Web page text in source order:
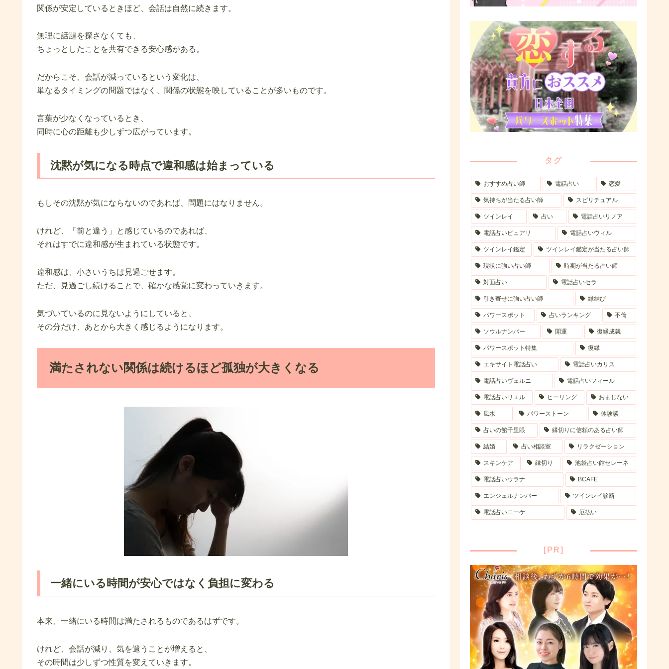
関係が安定しているときほど、会話は自然に続きます。
無理に話題を探さなくても、
ちょっとしたことを共有できる安心感がある。
だからこそ、会話が減っているという変化は、
単なるタイミングの問題ではなく、関係の状態を映していることが多いものです。
言葉が少なくなっているとき、
同時に心の距離も少しずつ広がっています。
沈黙が気になる時点で違和感は始まっている
もしその沈黙が気にならないのであれば、問題にはなりません。
けれど、「前と違う」と感じているのであれば、
それはすでに違和感が生まれている状態です。
違和感は、小さいうちは見過ごせます。
ただ、見過ごし続けることで、確かな感覚に変わっていきます。
気づいているのに見ないようにしていると、
その分だけ、あとから大きく感じるようになります。
満たされない関係は続けるほど孤独が大きくなる
一緒にいる時間が安心ではなく負担に変わる
本来、一緒にいる時間は満たされるものであるはずです。
けれど、会話が減り、気を遣うことが増えると、
その時間は少しずつ性質を変えていきます。
タグ
おすすめ占い師 電話占い 恋愛
気持ちが当たる占い師 スピリチュアル
ツインレイ 占い 電話占いリノア
電話占いピュアリ 電話占いウィル
ツインレイ鑑定 ツインレイ鑑定が当たる占い師
現状に強い占い師 時期が当たる占い師
対面占い 電話占いセラ
引き寄せに強い占い師 縁結び
パワースポット 占いランキング 不倫
ソウルナンバー 開運 復縁成就
パワースポット特集 復縁
エキサイト電話占い 電話占いカリス
電話占いヴェルニ 電話占いフィール
電話占いリエル ヒーリング おまじない
風水 パワーストーン 体験談
占いの館千里眼 縁切りに信頼のある占い師
結婚 占い相談室 リラクゼーション
スキンケア 縁切り 池袋占い館セレーネ
電話占いウラナ BCAFE
エンジェルナンバー ツインレイ診断
電話占いニーケ 厄払い
[PR]